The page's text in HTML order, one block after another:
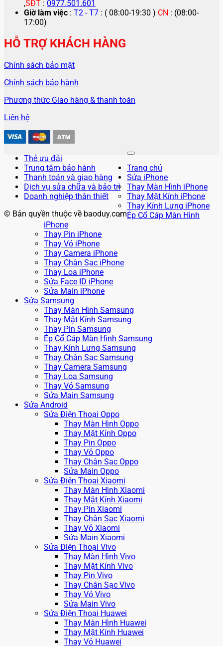
,SĐT : 0977.501.601
Giờ làm việc : T2 - T7 : ( 08:00-19:30 ) CN : (08:00-
17:00)
HỖ TRỢ KHÁCH HÀNG
Chính sách bảo mật
Chính sách bảo hành
Phương thức Giao hàng & thanh toán
Liên hệ
Thẻ ưu đãi
Trung tâm bảo hành
Thanh toán và giao hàng
Dịch vụ sửa chữa và bảo trì
Doanh nghiệp thân thiết
© Bản quyền thuộc về baoduy.com
Trang chủ
Sửa iPhone
Thay Màn Hình iPhone
Thay Mặt Kính iPhone
Thay Kính Lưng iPhone
Ép Cổ Cáp Màn Hình
iPhone
Thay Pin iPhone
Thay Vỏ iPhone
Thay Camera iPhone
Thay Chân Sạc iPhone
Thay Loa iPhone
Sửa Face ID iPhone
Sửa Main iPhone
Sửa Samsung
Thay Màn Hình Samsung
Thay Mặt Kính Samsung
Thay Pin Samsung
Ép Cổ Cáp Màn Hình Samsung
Thay Kính Lưng Samsung
Thay Chân Sạc Samsung
Thay Camera Samsung
Thay Loa Samsung
Thay Vỏ Samsung
Sửa Main Samsung
Sửa Android
Sửa Điện Thoại Oppo
Thay Màn Hình Oppo
Thay Mặt Kính Oppo
Thay Pin Oppo
Thay Vỏ Oppo
Thay Chân Sạc Oppo
Sửa Main Oppo
Sửa Điện Thoại Xiaomi
Thay Màn Hình Xiaomi
Thay Mặt Kính Xiaomi
Thay Pin Xiaomi
Thay Chân Sạc Xiaomi
Thay Vỏ Xiaomi
Sửa Main Xiaomi
Sửa Điện Thoại Vivo
Thay Màn Hình Vivo
Thay Mặt Kính Vivo
Thay Pin Vivo
Thay Chân Sạc Vivo
Thay Vỏ Vivo
Sửa Main Vivo
Sửa Điện Thoại Huawei
Thay Màn Hình Huawei
Thay Mặt Kính Huawei
Thay Vỏ Huawei